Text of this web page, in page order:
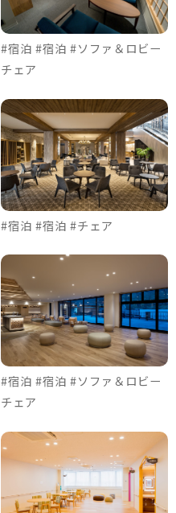
#宿泊 #宿泊 #ソファ＆ロビー
チェア
#宿泊 #宿泊 #チェア
#宿泊 #宿泊 #ソファ＆ロビー
チェア